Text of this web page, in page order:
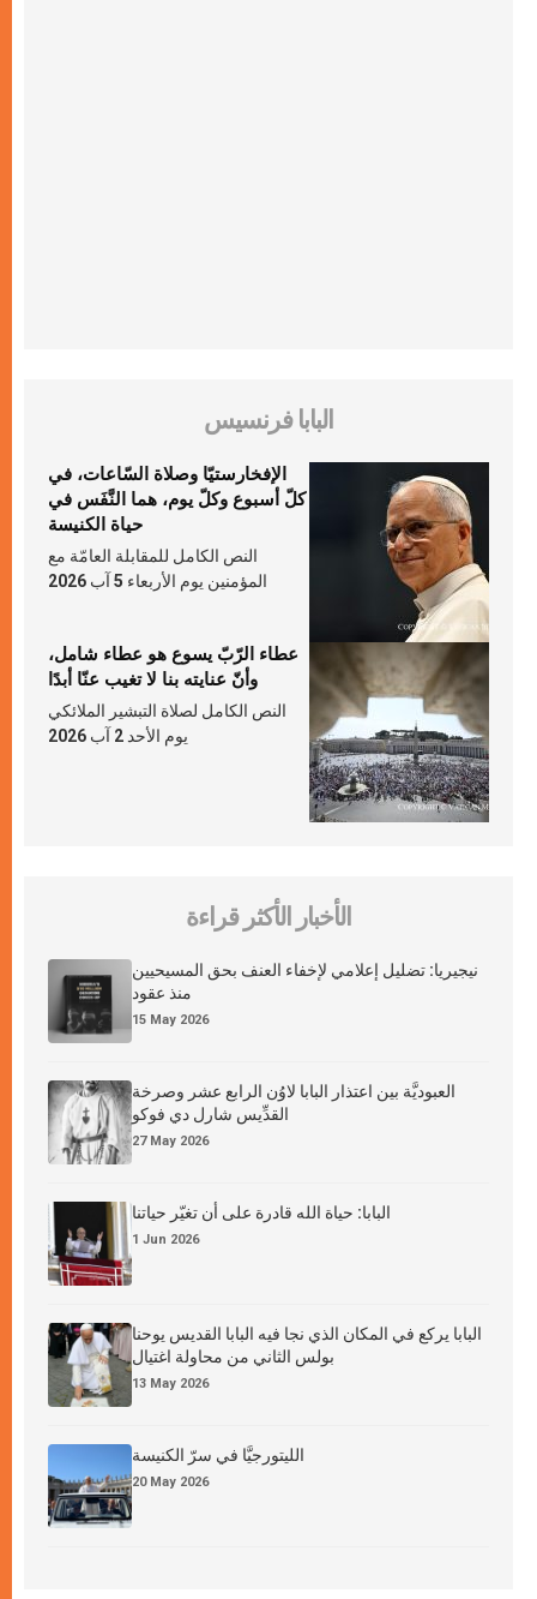
البابا فرنسيس
الإفخارستيّا وصلاة السّاعات، في
كلّ أسبوع وكلّ يوم، هما النَّفَس في
حياة الكنيسة
النص الكامل للمقابلة العامّة مع
المؤمنين يوم الأربعاء 5 آب 2026
عطاء الرّبّ يسوع هو عطاء شامل،
وأنّ عنايته بنا لا تغيب عنّا أبدًا
النص الكامل لصلاة التبشير الملائكي
يوم الأحد 2 آب 2026
الأخبار الأكثر قراءة
نيجيريا: تضليل إعلامي لإخفاء العنف بحق المسيحيين
منذ عقود
15 May 2026
العبوديَّة بين اعتذار البابا لاوُن الرابع عشر وصرخة
القدِّيس شارل دي فوكو
27 May 2026
البابا: حياة الله قادرة على أن تغيّر حياتنا
1 Jun 2026
البابا يركع في المكان الذي نجا فيه البابا القديس يوحنا
بولس الثاني من محاولة اغتيال
13 May 2026
الليتورجيَّا في سرّ الكنيسة
20 May 2026